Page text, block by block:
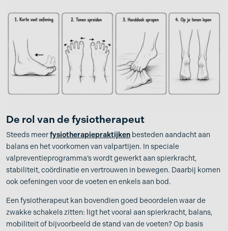
De rol van de fysiotherapeut
Steeds meerfysiotherapiepraktijken besteden aandacht aan
balans en het voorkomen van valpartijen. In speciale
valpreventieprogramma’s wordt gewerkt aan spierkracht,
stabiliteit, coördinatie en vertrouwen in bewegen. Daarbij komen
ook oefeningen voor de voeten en enkels aan bod.
Een fysiotherapeut kan bovendien goed beoordelen waar de
zwakke schakels zitten: ligt het vooral aan spierkracht, balans,
mobiliteit of bijvoorbeeld de stand van de voeten? Op basis